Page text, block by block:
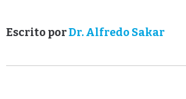
Escrito porDr. Alfredo Sakar